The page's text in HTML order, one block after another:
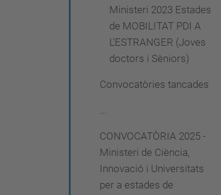
Ministeri 2023 Estades
de MOBILITAT PDI A
L'ESTRANGER (Joves
doctors i Sèniors)
Convocatòries tancades
...
CONVOCATÒRIA 2025 -
Ministeri de Ciència,
Innovació i Universitats
per a estades de